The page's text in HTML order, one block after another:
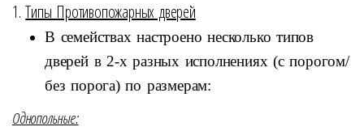
1.Типы Противопожарных дверей
В семействах настроено несколько типов
дверей в 2-х разных исполнениях (с порогом/
без порога) по размерам:
Однопольные: